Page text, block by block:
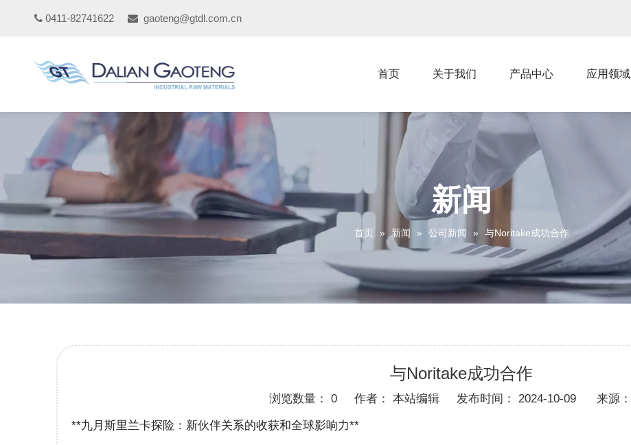
 0411-82741622  gaoteng@gtdl.com.cn
首页 关于我们 产品中心 应用领域
新闻
首页 » 新闻 » 公司新闻 » 与Noritake成功合作
与Noritake成功合作
浏览数量： 0作者： 本站编辑 发布时间： 2024-10-09 来源：
**九月斯里兰卡探险：新伙伴关系的收获和全球影响力**